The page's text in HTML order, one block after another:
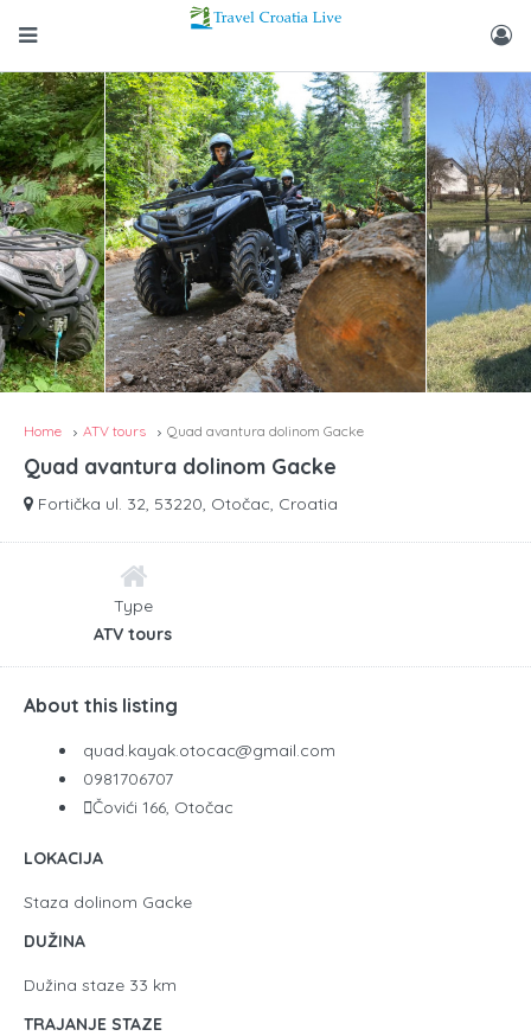
Home ATV tours Quad avantura dolinom Gacke
Quad avantura dolinom Gacke
Fortička ul. 32, 53220, Otočac, Croatia
Type
ATV tours
About this listing
quad.kayak.otocac@gmail.com
0981706707
Čovići 166, Otočac
LOKACIJA
Staza dolinom Gacke
DUŽINA
Dužina staze 33 km
TRAJANJE STAZE